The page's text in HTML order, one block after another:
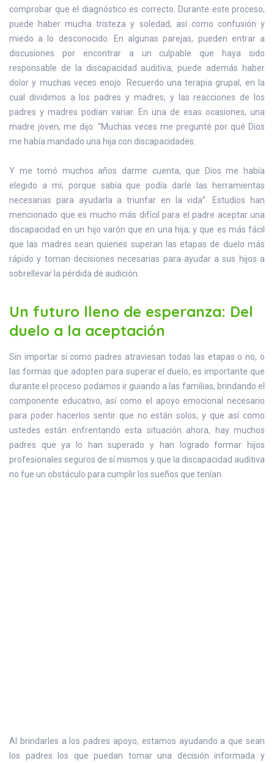
comprobar que el diagnóstico es correcto. Durante este proceso,
puede haber mucha tristeza y soledad, así como confusión y
miedo a lo desconocido. En algunas parejas, pueden entrar a
discusiones por encontrar a un culpable que haya sido
responsable de la discapacidad auditiva, puede además haber
dolor y muchas veces enojo. Recuerdo una terapia grupal, en la
cual dividimos a los padres y madres, y las reacciones de los
padres y madres podían variar. En una de esas ocasiones, una
madre joven, me dijo: “Muchas veces me pregunté por qué Dios
me había mandado una hija con discapacidades.
Y me tomó muchos años darme cuenta, que Dios me había
elegido a mí, porque sabía que podía darle las herramientas
necesarias para ayudarla a triunfar en la vida”. Estudios han
mencionado que es mucho más difícil para el padre aceptar una
discapacidad en un hijo varón que en una hija; y que es más fácil
que las madres sean quienes superan las etapas de duelo más
rápido y toman decisiones necesarias para ayudar a sus hijos a
sobrellevar la pérdida de audición.
Un futuro lleno de esperanza: Del
duelo a la aceptación
Sin importar si como padres atraviesan todas las etapas o no, o
las formas que adopten para superar el duelo, es importante que
durante el proceso podamos ir guiando a las familias, brindando el
componente educativo, así como el apoyo emocional necesario
para poder hacerlos sentir que no están solos, y que así como
ustedes están enfrentando esta situación ahora, hay muchos
padres que ya lo han superado y han logrado formar hijos
profesionales seguros de sí mismos y que la discapacidad auditiva
no fue un obstáculo para cumplir los sueños que tenían.
Al brindarles a los padres apoyo, estamos ayudando a que sean
los padres los que puedan tomar una decisión informada y